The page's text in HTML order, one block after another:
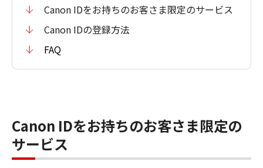
Canon IDをお持ちのお客さま限定のサービス
Canon IDの登録方法
FAQ
Canon IDをお持ちのお客さま限定の
サービス